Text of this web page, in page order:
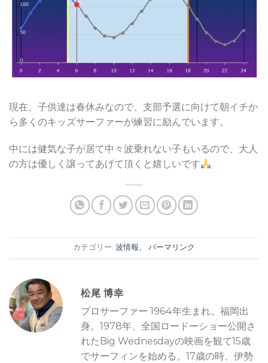
現在、子供達は春休みなので、支部予選に向けて朝イチか
ら多くのキッズサーファーが練習に励んでいます。
中には健気な子が居て中々波乗れない子もいるので、大人
の方は優しく譲ってあげて頂くと嬉しいです
カテゴリー: 波情報。 パーマリンク
松尾 博幸
プロサーファー 1964年生まれ。福岡出
身。1978年、全国ロードーショー公開さ
れたBig Wednesdayの映画を観て15歳
でサーフィンを始める。17歳の時、伊勢